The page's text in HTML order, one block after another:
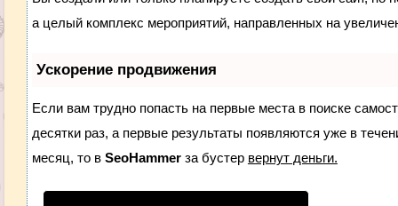
а целый комплекс мероприятий, направленных на
Ускорение продвижения
Если вам трудно попасть на первые места в поиске
десятки раз, а первые результаты появляются уже в
месяц, то в SeoHammerза бустер вернут деньги.